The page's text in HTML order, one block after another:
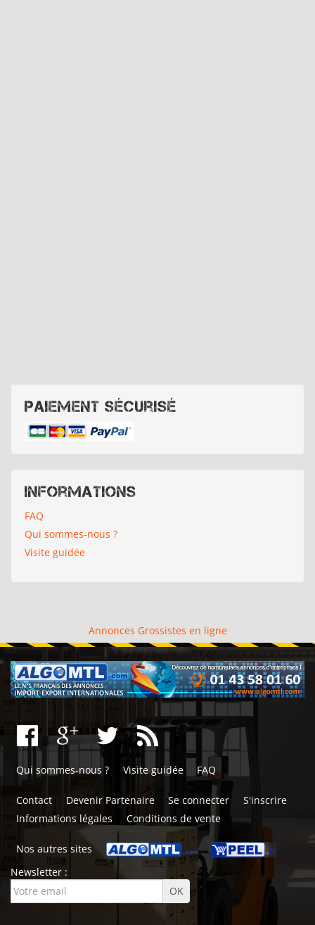
Paiement sécurisé
Informations
FAQ
Qui sommes-nous ?
Visite guidée
Annonces Grossistes en ligne
Qui sommes-nous ? Visite guidée FAQ
Contact Devenir Partenaire Se connecter
S'inscrire
Informations légales
Conditions de vente
Nos autres sites
Newsletter :